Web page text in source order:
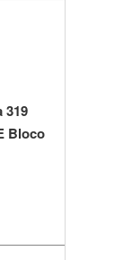
319
Bloco